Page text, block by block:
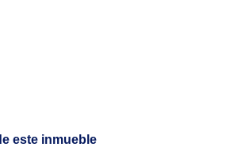
este inmueble